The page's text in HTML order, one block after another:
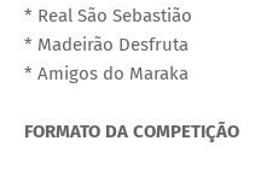
* Real São Sebastião
* Madeirão Desfruta
* Amigos do Maraka
FORMATO DA COMPETIÇÃO